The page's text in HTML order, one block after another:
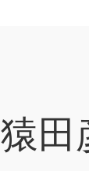
猿田